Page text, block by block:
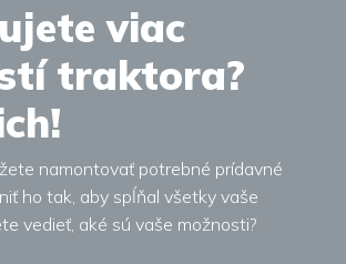
viac
traktora?
namontovať potrebné prídavné
ho tak, aby spĺňal všetky vaše
vedieť, aké sú vaše možnosti?